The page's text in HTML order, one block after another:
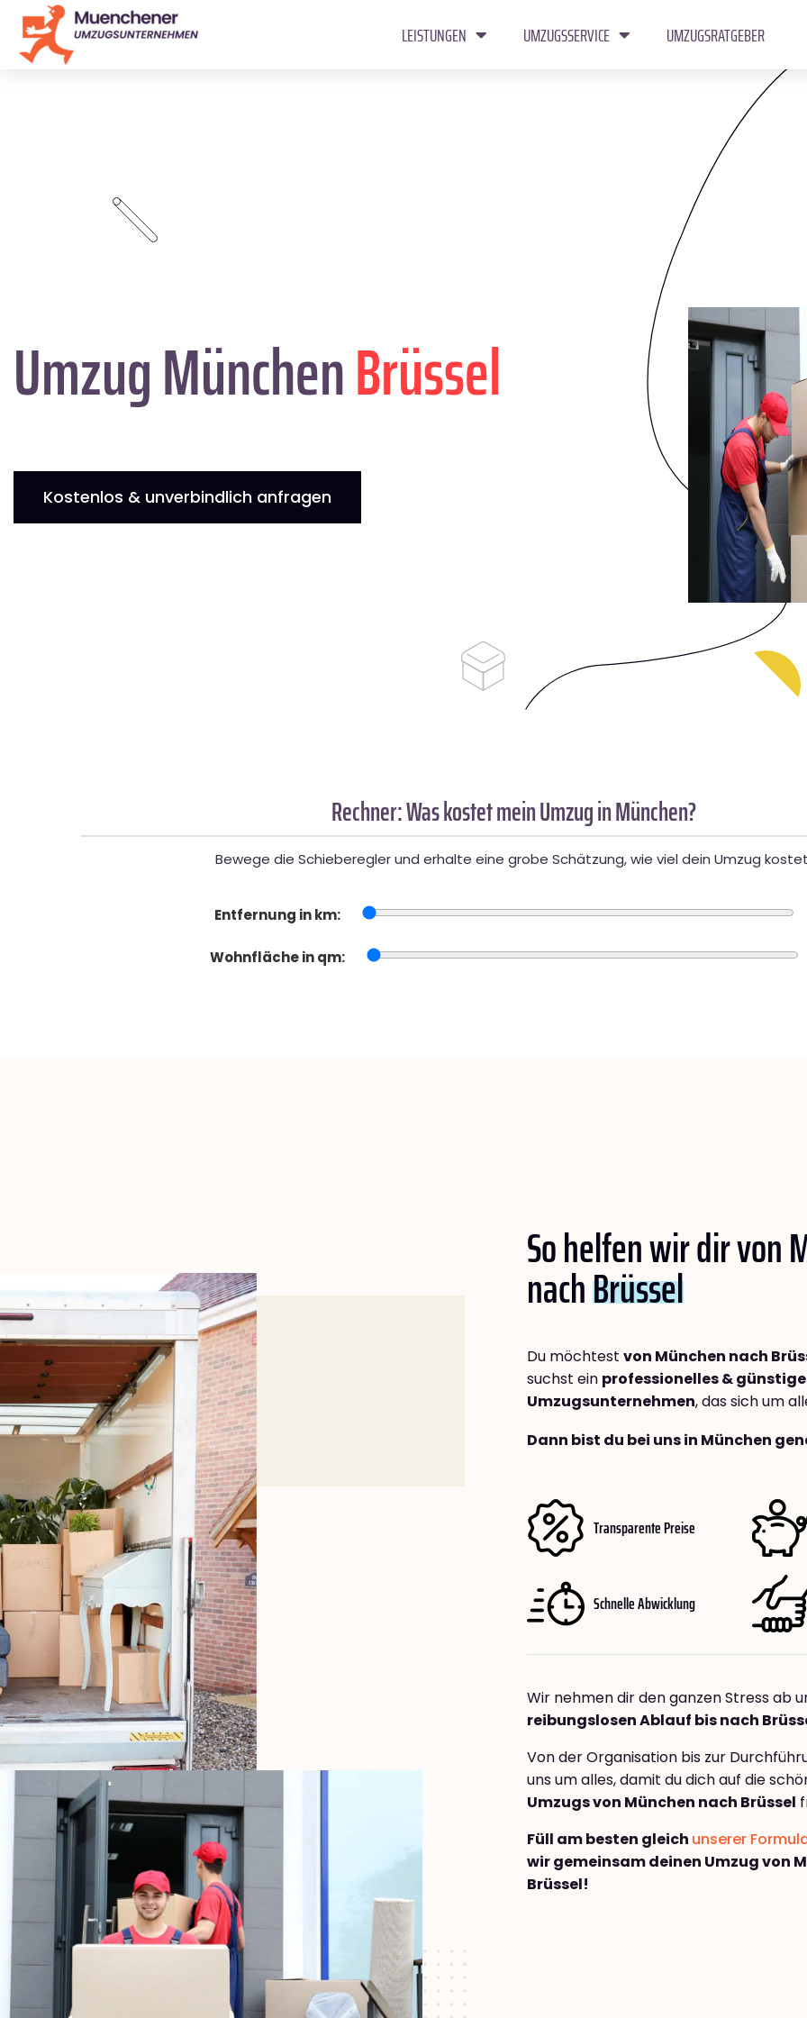
LEISTUNGEN UMZUGSSERVICE UMZUGSRATGEBER
Umzug MünchenBrüssel
Kostenlos & unverbindlich anfragen
Rechner: Was kostet mein Umzug in München?
Bewege die Schieberegler und erhalte eine grobe Schätzung, wie viel dein Umzug
Entfernung in km:
Wohnfläche in qm:
So helfen wir dir von
nachBrüssel
Du möchtest von München nach
suchst ein professionelles &
Umzugsunternehmen, das sich um
Dann bist du bei uns in München
Transparente Preise
Schnelle Abwicklung
Wir nehmen dir den ganzen Stress ab
reibungslosen Ablauf bis nach
Von der Organisation bis zur
uns um alles, damit du dich auf die
Umzugs von München nach Brüssel
Füll am besten gleich unserer
wir gemeinsam deinen Umzug von
Brüssel!